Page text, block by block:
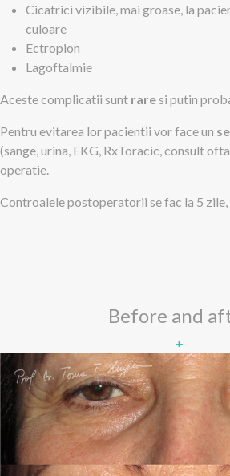
Cicatrici vizibile, mai groase, la
culoare
Ectropion
Lagoftalmie
Aceste complicatii sunt raresi putin
Pentru evitarea lor pacientii vor face un
(sange, urina, EKG, RxToracic, consult
operatie.
Controalele postoperatorii se fac la 5 zile,
Before and
+